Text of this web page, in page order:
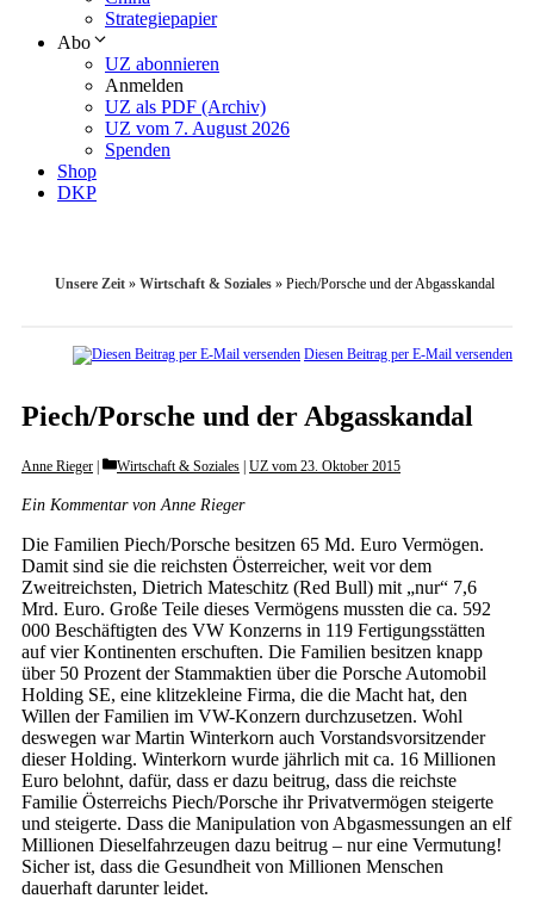
Strategiepapier
Abo
UZ abonnieren
Anmelden
UZ als PDF (Archiv)
UZ vom 7. August 2026
Spenden
Shop
DKP
Unsere Zeit » Wirtschaft & Soziales » Piech/Porsche und der Abgasskandal
Diesen Beitrag per E-Mail versenden
Piech/Porsche und der Abgasskandal
Anne Rieger Categories
Wirtschaft & Soziales UZ vom 23. Oktober 2015
Ein Kommentar von Anne Rieger
Die Familien Piech/Porsche besitzen 65 Md. Euro Vermögen.
Damit sind sie die reichsten Österreicher, weit vor dem
Zweitreichsten, Dietrich Mateschitz (Red Bull) mit „nur“ 7,6
Mrd. Euro. Große Teile dieses Vermögens mussten die ca. 592
000 Beschäftigten des VW Konzerns in 119 Fertigungsstätten
auf vier Kontinenten erschuften. Die Familien besitzen knapp
über 50 Prozent der Stammaktien über die Porsche Automobil
Holding SE, eine klitzekleine Firma, die die Macht hat, den
Willen der Familien im VW-Konzern durchzusetzen. Wohl
deswegen war Martin Winterkorn auch Vorstandsvorsitzender
dieser Holding. Winterkorn wurde jährlich mit ca. 16 Millionen
Euro belohnt, dafür, dass er dazu beitrug, dass die reichste
Familie Österreichs Piech/Porsche ihr Privatvermögen steigerte
und steigerte. Dass die Manipulation von Abgasmessungen an elf
Millionen Dieselfahrzeugen dazu beitrug – nur eine Vermutung!
Sicher ist, dass die Gesundheit von Millionen Menschen
dauerhaft darunter leidet.